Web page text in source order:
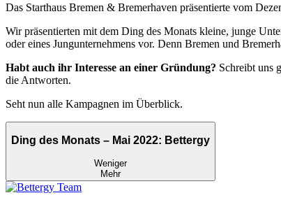
Das Starthaus Bremen & Bremerhaven präsentierte vom
Wir präsentierten mit dem Ding des Monats kleine, junge
oder eines Jungunternehmens vor. Denn Bremen und
Habt auch ihr Interesse an einer Gründung? Schreibt uns
die Antworten.
Seht nun alle Kampagnen im Überblick.
Ding des Monats – Mai 2022: Bettergy
Weniger
Mehr